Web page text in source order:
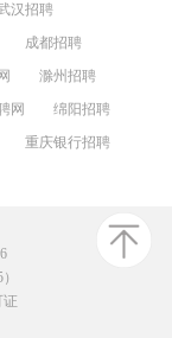
汉招聘
成都招聘
滁州招聘
网
绵阳招聘
重庆银行招聘
证